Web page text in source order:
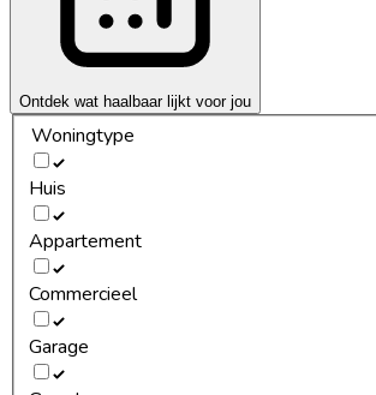
Ontdek wat haalbaar lijkt voor jou
Woningtype
Huis
Appartement
Commercieel
Garage